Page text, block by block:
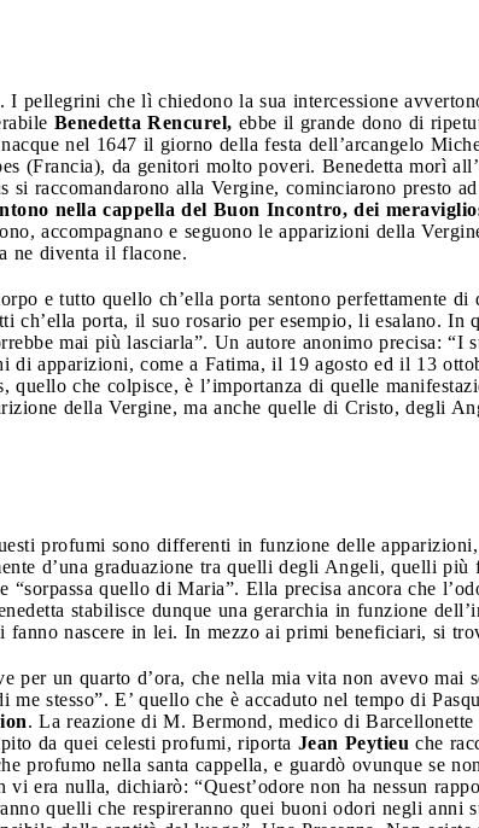
I pellegrini che lì chiedono la sua intercessione
Benedetta Rencurel, ebbe il grande dono di
nel 1647 il giorno della festa dell’arcangelo
(Francia), da genitori molto poveri. Benedetta morì
raccomandarono alla Vergine, cominciarono presto
nella cappella del Buon Incontro, dei
accompagnano e seguono le apparizioni della
ne diventa il flacone.
e tutto quello ch’ella porta sentono perfettamente
ch’ella porta, il suo rosario per esempio, li esalano. In
mai più lasciarla”. Un autore anonimo precisa: “I
apparizioni, come a Fatima, il 19 agosto ed il 13
quello che colpisce, è l’importanza di quelle
della Vergine, ma anche quelle di Cristo, degli
profumi sono differenti in funzione delle
d’una graduazione tra quelli degli Angeli, quelli
quello di Maria”. Ella precisa ancora che
stabilisce dunque una gerarchia in funzione
nascere in lei. In mezzo ai primi beneficiari, si
per un quarto d’ora, che nella mia vita non avevo mai
stesso”. E’ quello che è accaduto nel tempo di
. La reazione di M. Bermond, medico di
da quei celesti profumi, riporta Jean Peytieu che
profumo nella santa cappella, e guardò ovunque se
vi era nulla, dichiarò: “Quest’odore non ha nessun
quelli che respireranno quei buoni odori negli anni